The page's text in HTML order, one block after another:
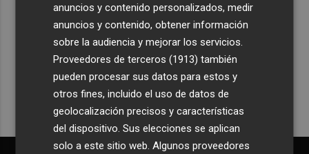
Recibe toda la actualidad de
Plaza Podcast en tu correo
Quiero suscribirme
anuncios y contenido personalizados, medir
anuncios y contenido, obtener información
sobre la audiencia y mejorar los servicios.
Proveedores de terceros (1913) también
pueden procesar sus datos para estos y
otros fines, incluido el uso de datos de
geolocalización precisos y características
del dispositivo. Sus elecciones se aplican
solo a este sitio web. Algunos proveedores